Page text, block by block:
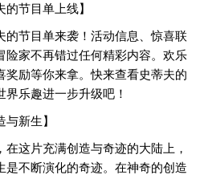
的节目单上线】
的节目单来袭！活动信息、惊喜联
险家不再错过任何精彩内容。欢乐
奖励等你来拿。快来查看史蒂夫的
乐趣进一步升级吧！
新生】
这片充满创造与奇迹的大陆上，
是不断演化的奇迹。在神奇的创造